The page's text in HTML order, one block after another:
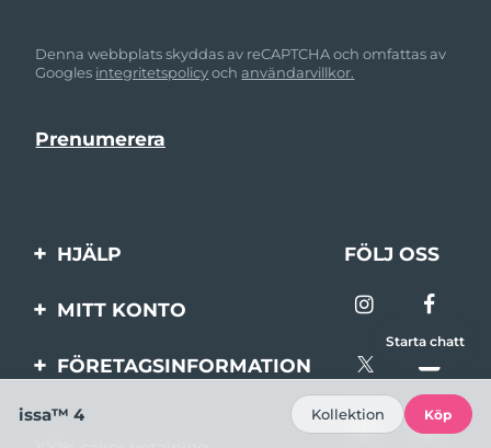
Denna webbplats skyddas av reCAPTCHA och omfattas av
Googles integritetspolicyochanvändarvillkor.
HJÄLP
Kontakta oss
Garantier & returer
Vanliga frågor
FÖLJ OSS
MITT KONTO
Produktregistrering
FÖRETAGSINFORMATION
Om FOREO
Starta chatt
issa™ 4 Kollektion Köp